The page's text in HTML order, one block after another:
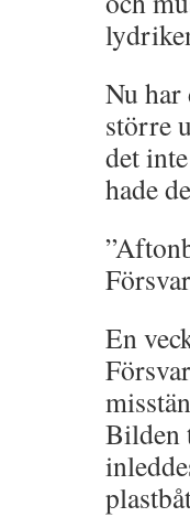
Nu har
större
det
hade
En
Bilden